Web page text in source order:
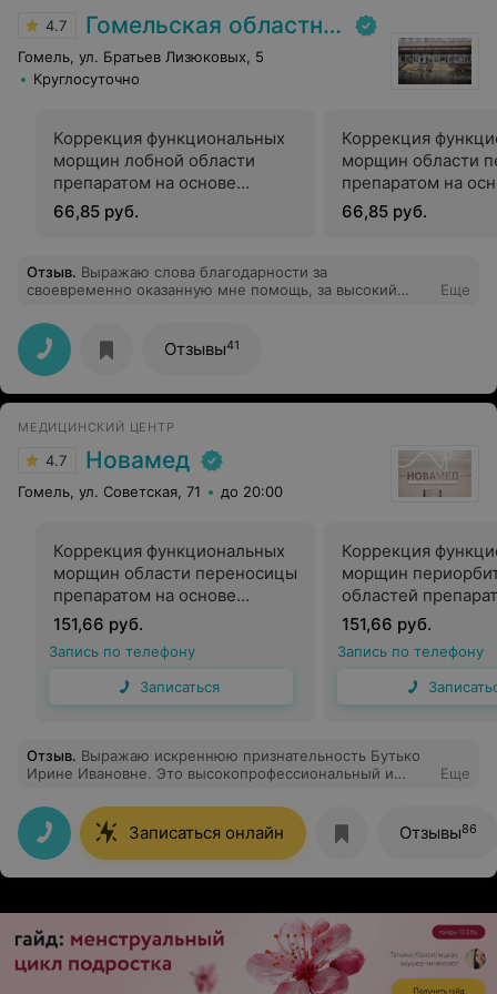
4.7 Гомельская областная клиническая больница
Гомель, ул. Братьев Лизюковых, 5
Круглосуточно
Коррекция функциональных
морщин лобной области
препаратом на основе
ботулотолксина
66,85 руб.
Коррекция
морщин области
препаратом на
ботулотоксина
66,85 руб.
Отзыв. Выражаю слова благодарности за
своевременно оказанную мне помощь, за высокий
2025г, чуткое отношение к людям экстренной службы
приемного отделения, главному врачу Гомельской
областной клинической больницы Андрею
Анатольевичу, лечащему врачу Дмитрию
Александровичу и всему медицинскому персоналу 2-
Андреем Зотовичем. Спасибо Вам и низкий поклон за
Ваши золотые руки и добрые сердца.
Еще
Отзывы41
МЕДИЦИНСКИЙ ЦЕНТР
4.7 Новамед
Гомель, ул. Советская, 71 до 20:00
Коррекция функциональных
морщин области переносицы
препаратом на основе
бутолотоксина в
пластической хирургии
151,66 руб.
Запись по телефону
Записаться
Коррекция
морщин
областей
основе
пластической
151,66 руб.
Запись по телефону
Отзыв. Выражаю искреннюю признательность Бутько
Ирине Ивановне. Это высокопрофессиональный и
чёткие рекомендации, провёл все необходимые
диагностические процедуры для оценки зрения и
разъяснил правила использования контактных линз.
Благодарю вас!
Еще
Записаться онлайн Отзывы86